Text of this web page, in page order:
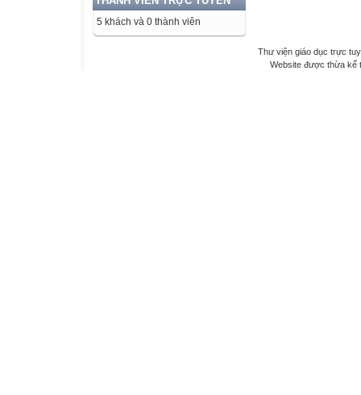
5 khách và 0 thành viên
Thư viện giáo dục trực
Website được thừa kế